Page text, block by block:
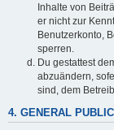
Inhalte von
er nicht zur
Benutzerkonto,
sperren.
Du gestattest
abzuändern,
sind, dem
4. GENERAL